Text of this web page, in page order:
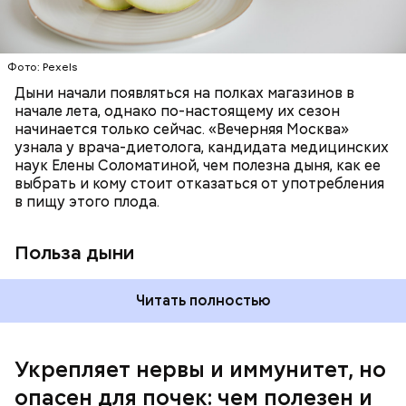
Фото: Pexels
Дыни начали появляться на полках магазинов в
начале лета, однако по-настоящему их сезон
начинается только сейчас. «Вечерняя Москва»
узнала у врача-диетолога, кандидата медицинских
наук Елены Соломатиной, чем полезна дыня, как ее
выбрать и кому стоит отказаться от употребления
в пищу этого плода.
Польза дыни
лютеин и зеаксантин — эти каротиноиды
отлично поддерживают наше зрение;
калий — оказывает мочегонное действие,
поддерживает сердечно-сосудистую
систему и предотвращает скачки давления;
магний — помогает калию и не дает сосудам
спазмироваться.
Читать полностью
Укрепляет нервы и иммунитет, но
опасен для почек: чем полезен и
По мнению специалиста, здоровому человеку
достаточно включать щавель в рацион несколько
раз в месяц. В небольших количествах в свежем